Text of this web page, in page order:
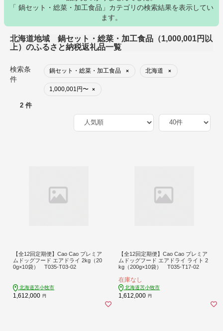
「 鍋セット・総菜・加工食品」カテゴリの検索結果を表示してい
ます。
北海道地域 鍋セット・総菜・加工食品（1,000,001円以
上）のふるさと納税返礼品一覧
検索条
件
鍋セット・総菜・加工食品 × 北海道 ×
1,000,001円〜 ×
2 件
【全12回定期便】Cao Cao プレミア
ムドッグフード エアドライ 2kg（20
0g×10袋） T035-T03-02
北海道苫小牧市
1,612,000 円
【全12回定期便】Cao Cao プレミア
ムドッグフード エアドライ ライト 2
kg（200g×10袋） T035-T17-02
在庫なし
北海道苫小牧市
1,612,000 円